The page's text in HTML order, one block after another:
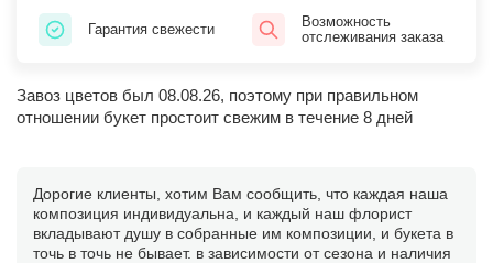
Гарантия свежести
Возможность
отслеживания заказа
Завоз цветов был 08.08.26, поэтому при правильном
отношении букет простоит свежим в течение 8 дней
Дорогие клиенты, хотим Вам сообщить, что каждая наша
композиция индивидуальна, и каждый наш флорист
вкладывают душу в собранные им композиции, и букета в
точь в точь не бывает. в зависимости от сезона и наличия